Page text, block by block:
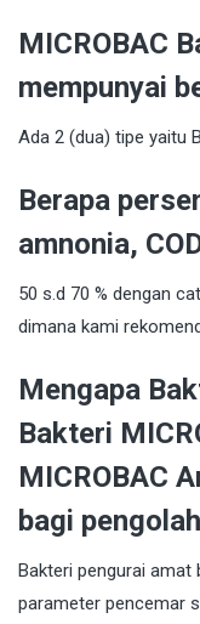
MICROBAC
mempunyai
Ada 2 (dua) tipe yaitu
Berapa
amnonia,
50 s.d 70 % dengan
dimana kami
Mengapa
Bakteri
MICROBAC
bagi
Bakteri pengurai amat
parameter pencemar